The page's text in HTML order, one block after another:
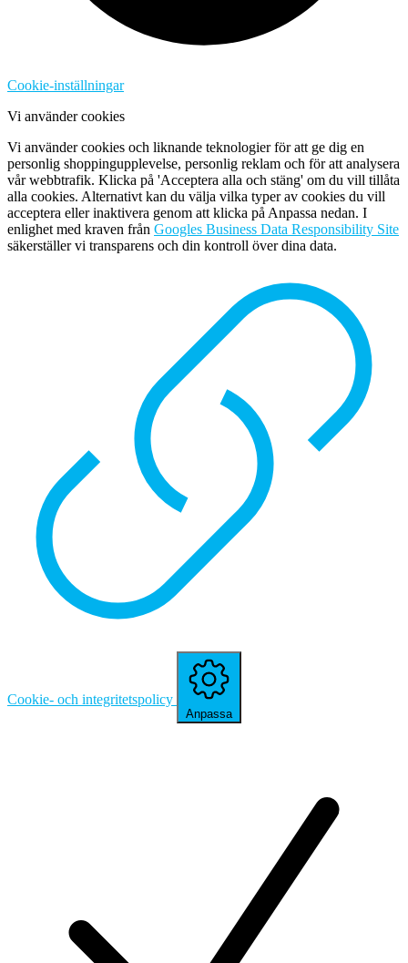
Cookie-inställningar
Vi använder cookies
Vi använder cookies och liknande teknologier för att ge dig en
personlig shoppingupplevelse, personlig reklam och för att analysera
vår webbtrafik. Klicka på 'Acceptera alla och stäng' om du vill tillåta
alla cookies. Alternativt kan du välja vilka typer av cookies du vill
acceptera eller inaktivera genom att klicka på Anpassa nedan. I
enlighet med kraven från Googles Business Data Responsibility Site
säkerställer vi transparens och din kontroll över dina data.
Cookie- och integritetspolicy
Anpassa